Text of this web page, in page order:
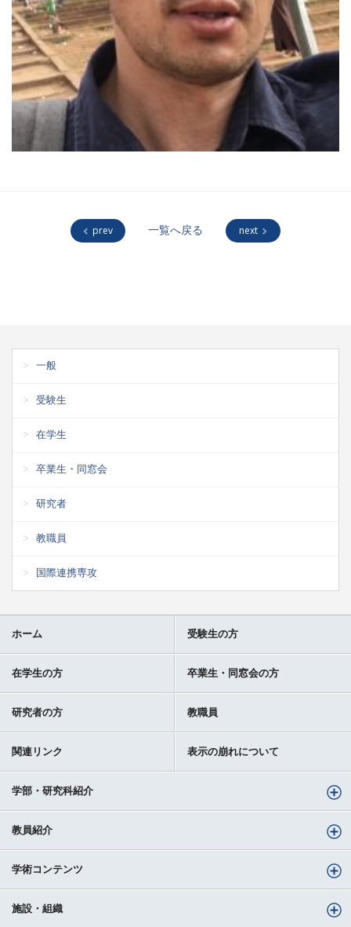
prev 一覧へ戻る next
一般
受験生
在学生
卒業生・同窓会
研究者
教職員
国際連携専攻
ホーム 受験生の方
在学生の方 卒業生・同窓会の方
研究者の方 教職員
関連リンク 表示の崩れについて
学部・研究科紹介
教員紹介
学術コンテンツ
施設・組織